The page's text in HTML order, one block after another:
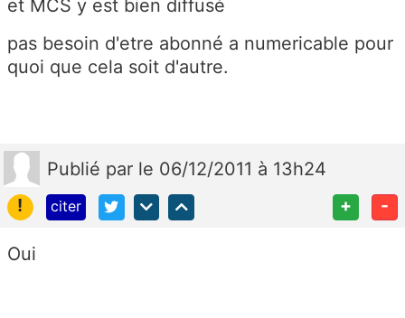
et MCS y est bien diffusé
pas besoin d'etre abonné a numericable pour
quoi que cela soit d'autre.
Publié par le 06/12/2011 à 13h24
!
citer + -
Oui